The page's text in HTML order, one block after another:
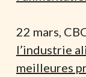
22 mars,
l’industrie
meilleures